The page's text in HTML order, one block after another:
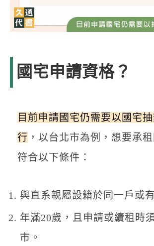
國宅申請資格 ？
目前申請國宅仍需要以國宅
行 ，以台北市為例，想要承
符合以下條件：
與直系親屬設籍於同一戶或
年滿20歲，且申請或續租時
市。